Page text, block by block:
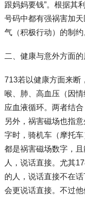
跟妈妈要钱”。根据其
号码中都有强祸害加
气（积极行动）的制约
二、健康与意外方面的
713若以健康方面来断
喉、肺、高血压（因
应血液循环。两者结
另外，祸害磁场也指
字时，骑机车（摩托
都是祸害磁场数字，
人，说话直接。尤其
的人，说话直接不在
会更说话直接。不过